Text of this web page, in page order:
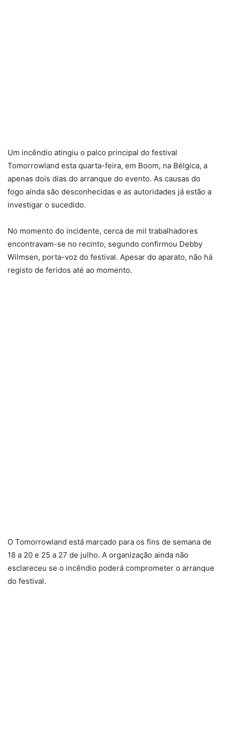
Um incêndio atingiu o palco principal do festival
Tomorrowland esta quarta-feira, em Boom, na Bélgica, a
apenas dois dias do arranque do evento. As causas do
fogo ainda são desconhecidas e as autoridades já estão a
investigar o sucedido.
No momento do incidente, cerca de mil trabalhadores
encontravam-se no recinto, segundo confirmou Debby
Wilmsen, porta-voz do festival. Apesar do aparato, não há
registo de feridos até ao momento.
O Tomorrowland está marcado para os fins de semana de
18 a 20 e 25 a 27 de julho. A organização ainda não
esclareceu se o incêndio poderá comprometer o arranque
do festival.